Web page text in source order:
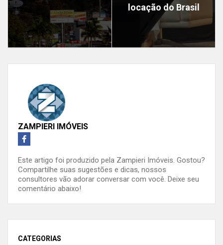
locação do Brasil
ZAMPIERI IMÓVEIS
Este artigo foi produzido pela Zampieri Imóveis. Gostou?
Compartilhe suas sugestões e dicas, nossos
consultores vão adorar conversar com você. Deixe seu
comentário abaixo!
CATEGORIAS